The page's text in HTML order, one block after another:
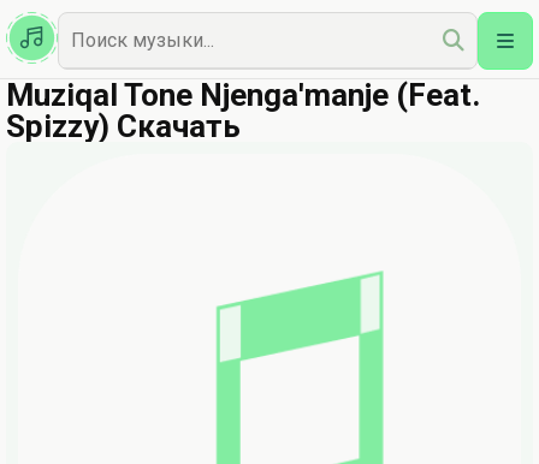
Казахская
Наш Топ
Muziqal Tone Njenga'manje (Feat.
Spizzy) Скачать